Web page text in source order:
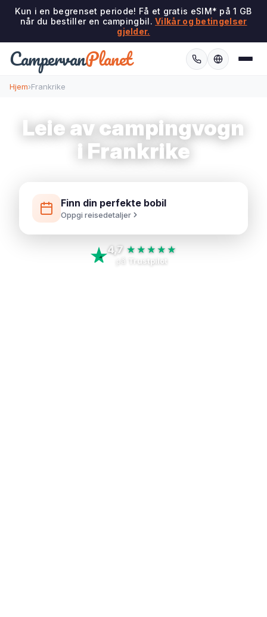
Kun i en begrenset periode! Få et gratis eSIM* på 1 GB
når du bestiller en campingbil.Vilkår og betingelser
gjelder.
CampervanPlanet
Hjem›Frankrike
Leie av campingvogn
i Frankrike
Finn din perfekte bobil
Oppgi reisedetaljer
4,7 ★★★★★
på Trustpilot